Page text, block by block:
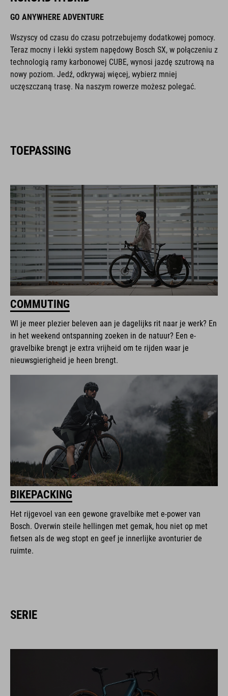
GO ANYWHERE ADVENTURE
Wszyscy od czasu do czasu potrzebujemy dodatkowej pomocy.
Teraz mocny i lekki system napędowy Bosch SX, w połączeniu z
technologią ramy karbonowej CUBE, wynosi jazdę szutrową na
nowy poziom. Jedź, odkrywaj więcej, wybierz mniej
uczęszczaną trasę. Na naszym rowerze możesz polegać.
TOEPASSING
COMMUTING
Wl je meer plezier beleven aan je dagelijks rit naar je werk? En
in het weekend ontspanning zoeken in de natuur? Een e-
gravelbike brengt je extra vrijheid om te rijden waar je
nieuwsgierigheid je heen brengt.
BIKEPACKING
Het rijgevoel van een gewone gravelbike met e-power van
Bosch. Overwin steile hellingen met gemak, hou niet op met
fietsen als de weg stopt en geef je innerlijke avonturier de
ruimte.
SERIE